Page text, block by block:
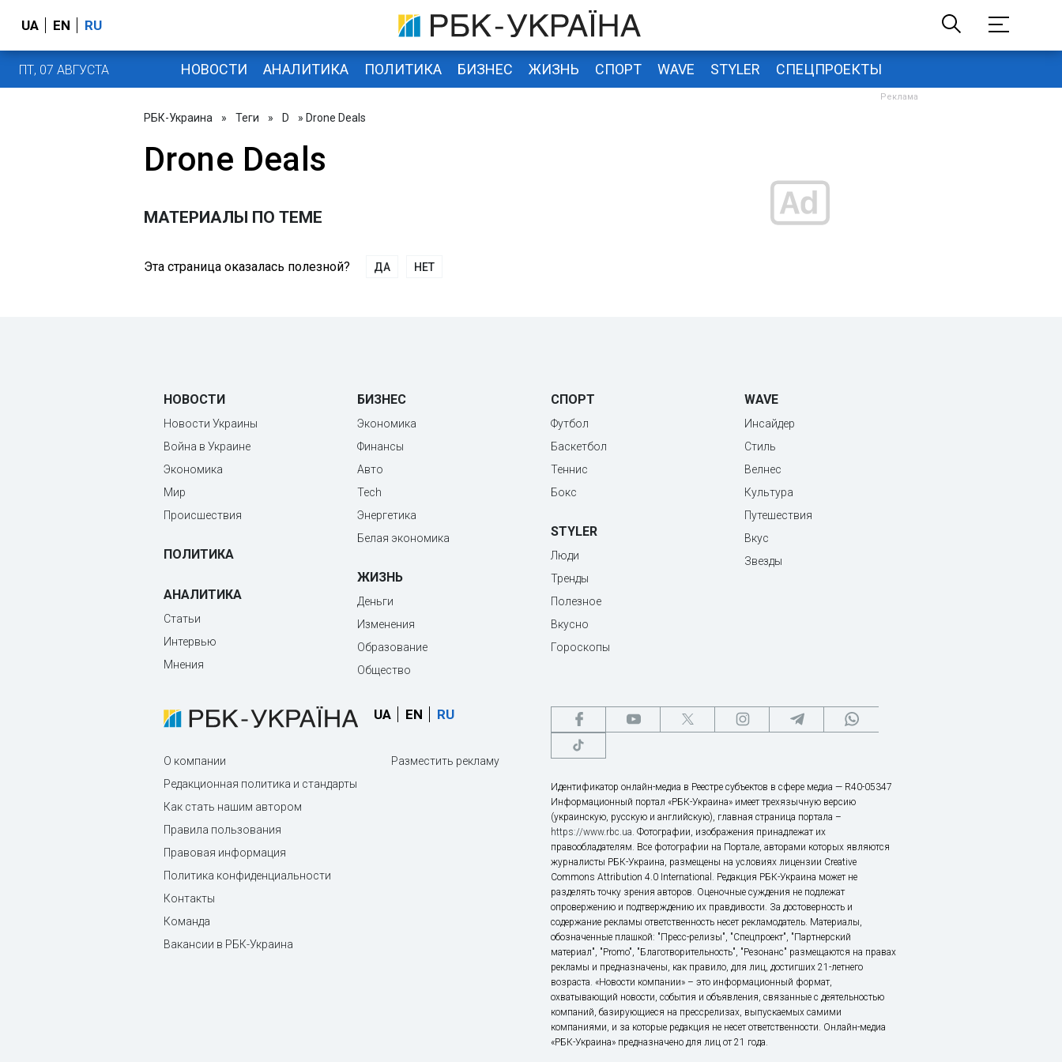
UA EN RU
ПТ, 07 АВГУСТА НОВОСТИ АНАЛИТИКА ПОЛИТИКА БИЗНЕС ЖИЗНЬ СПОРТ WAVE STYLER СПЕЦПРОЕКТЫ
РБК-Украина » Теги » D » Drone Deals
Drone Deals
МАТЕРИАЛЫ ПО ТЕМЕ
Эта страница оказалась полезной? ДА НЕТ
НОВОСТИ
Новости Украины
Война в Украине
Экономика
Мир
Происшествия
ПОЛИТИКА
АНАЛИТИКА
Статьи
Интервью
Мнения
БИЗНЕС
Экономика
Финансы
Авто
Tech
Энергетика
Белая экономика
ЖИЗНЬ
Деньги
Изменения
Образование
Общество
СПОРТ
Футбол
Баскетбол
Теннис
Бокс
STYLER
Люди
Тренды
Полезное
Вкусно
Гороскопы
WAVE
Инсайдер
Стиль
Велнес
Культура
Путешествия
Вкус
Звезды
UA EN RU
О компании
Редакционная политика и стандарты
Как стать нашим автором
Правила пользования
Правовая информация
Политика конфиденциальности
Контакты
Команда
Вакансии в РБК-Украина
Разместить рекламу
Идентификатор онлайн-медиа в Реестре субъектов в сфере медиа — R40-05347
Информационный портал «РБК-Украина» имеет трехязычную версию
(украинскую, русскую и английскую), главная страница портала –
https://www.rbc.ua. Фотографии, изображения принадлежат их
правообладателям. Все фотографии на Портале, авторами которых являются
журналисты РБК-Украина, размещены на условиях лицензии Creative
Commons Attribution 4.0 International. Редакция РБК-Украина может не
разделять точку зрения авторов. Оценочные суждения не подлежат
опровержению и подтверждению их правдивости. За достоверность и
содержание рекламы ответственность несет рекламодатель. Материалы,
обозначенные плашкой: "Пресс-релизы", "Спецпроект", "Партнерский
материал", "Promo", "Благотворительность", "Резонанс" размещаются на правах
рекламы и предназначены, как правило, для лиц, достигших 21-летнего
возраста. «Новости компании» – это информационный формат,
охватывающий новости, события и объявления, связанные с деятельностью
компаний, базирующиеся на прессрелизах, выпускаемых самими
компаниями, и за которые редакция не несет ответственности. Онлайн-медиа
«РБК-Украина» предназначено для лиц от 21 года.